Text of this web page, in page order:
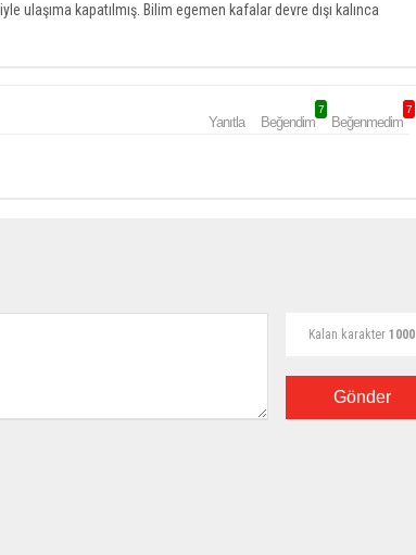
ulaşıma kapatılmış. Bilim egemen kafalar devre dışı kalınca
Yanıtla Beğendim
7
Beğenmedim
7
Kalan karakter 1000
Gönder